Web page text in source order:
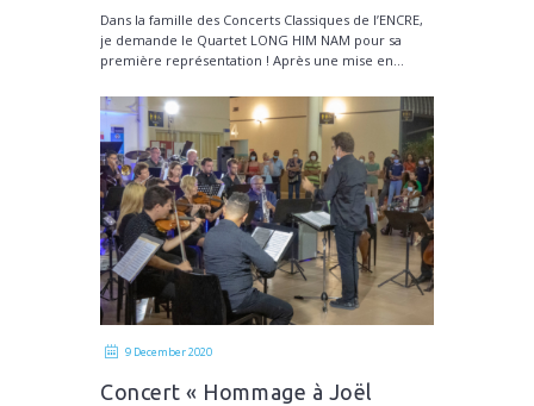
Dans la famille des Concerts Classiques de l’ENCRE,
je demande le Quartet LONG HIM NAM pour sa
première représentation ! Après une mise en...
9 December 2020
Concert « Hommage à Joël